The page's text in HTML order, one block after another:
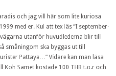
och jag vill här som lite kuriosa
med er. Kul att tex läs ”I september-
utanför huvudlederna blir till
småningom ska byggas ut till
Pattaya…” Vidare kan man läsa
Koh Samet kostade 100 THB t.o.r och